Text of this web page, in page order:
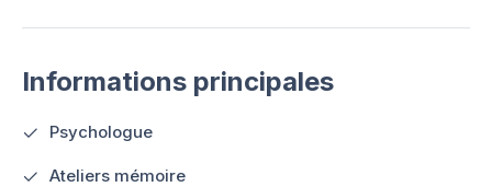
Informations principales
Psychologue
Ateliers mémoire